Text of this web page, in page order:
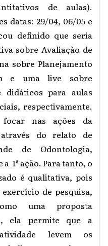
de aulas).
datas: 29/04, 06/05 e
definido que seria
sobre Avaliação de
sobre Planejamento
e uma live sobre
didáticos para aulas
respectivamente.
focar nas ações da
através do relato de
de Odontologia,
1ª ação. Para tanto, o
é qualitativa, pois
de pesquisa,
uma proposta
ela permite que a
levem os